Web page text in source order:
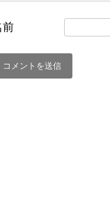
前